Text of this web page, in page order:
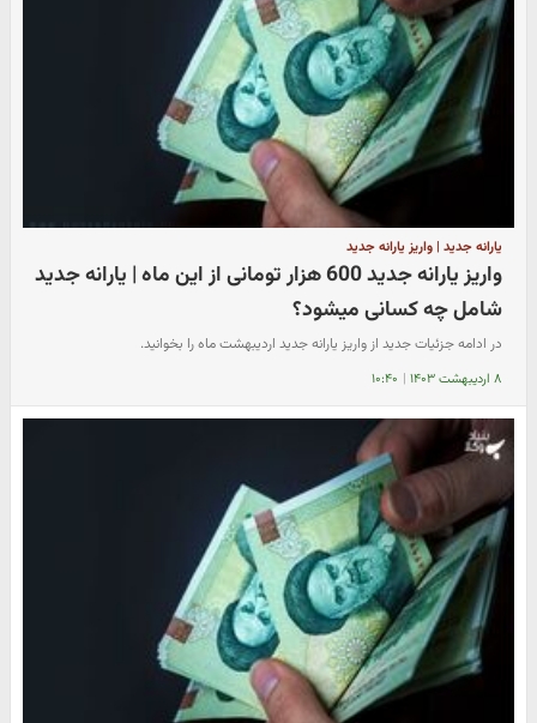
یارانه جدید | واریز یارانه جدید
واریز یارانه جدید 600 هزار تومانی از این ماه | یارانه جدید
شامل چه کسانی میشود؟
در ادامه جزئیات جدید از واریز یارانه جدید اردیبهشت ماه را بخوانید.
۸ اردیبهشت ۱۴۰۳ | ۱۰:۴۰